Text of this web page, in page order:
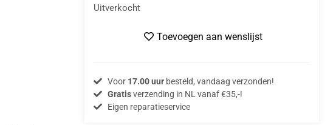
Uitverkocht
Toevoegen aan wenslijst
Voor 17.00 uurbesteld, vandaag verzonden!
Gratisverzending in NL vanaf €35,-!
Eigen reparatieservice